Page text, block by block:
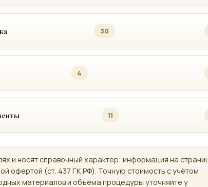
30
4
11
и носят справочный характер; информация на
офертой (ст. 437 ГК РФ). Точную стоимость с учётом
материалов и объёма процедуры уточняйте у